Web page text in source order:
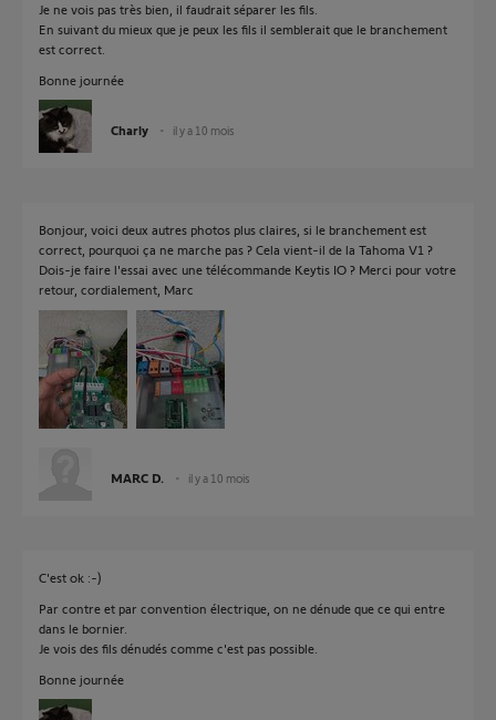
Je ne vois pas très bien, il faudrait séparer les fils.
En suivant du mieux que je peux les fils il semblerait que le branchement
est correct.
Bonne journée
Charly il y a 10 mois
Bonjour, voici deux autres photos plus claires, si le branchement est
correct, pourquoi ça ne marche pas ? Cela vient-il de la Tahoma V1 ?
Dois-je faire l'essai avec une télécommande Keytis IO ? Merci pour votre
retour, cordialement, Marc
MARC D. il y a 10 mois
C'est ok :-)
Par contre et par convention électrique, on ne dénude que ce qui entre
dans le bornier.
Je vois des fils dénudés comme c'est pas possible.
Bonne journée